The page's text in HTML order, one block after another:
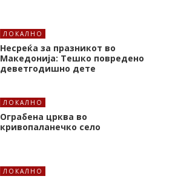
ЛОКАЛНО
Несреќа за празникот во
Македонија: Тешко повредено
деветгодишно дете
ЛОКАЛНО
Ограбена црква во
кривопаланечко село
ЛОКАЛНО